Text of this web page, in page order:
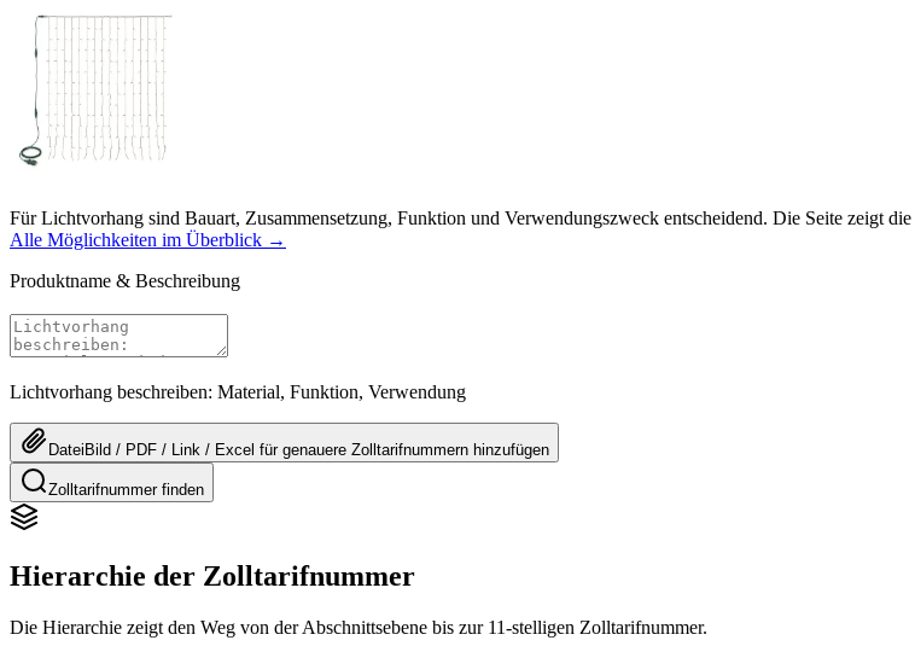
Für Lichtvorhang sind Bauart, Zusammensetzung, Funktion und Verwendungszweck entscheidend. Die Seite zeigt
Alle Möglichkeiten im Überblick →
Produktname & Beschreibung
Lichtvorhang beschreiben: Material, Funktion, Verwendung
Datei Bild / PDF / Link / Excel für genauere Zolltarifnummern hinzufügen
Zolltarifnummer finden
Hierarchie der Zolltarifnummer
Die Hierarchie zeigt den Weg von der Abschnittsebene bis zur 11-stelligen Zolltarifnummer.